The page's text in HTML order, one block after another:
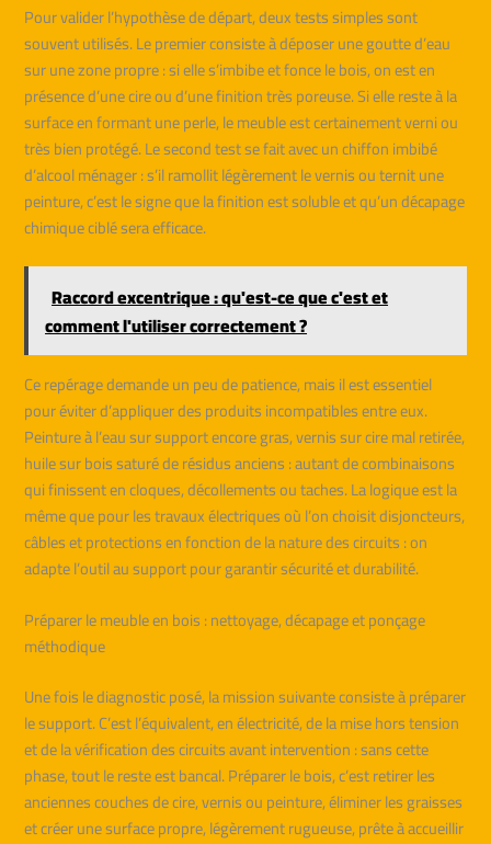
Pour valider l’hypothèse de départ, deux tests simples sont
souvent utilisés. Le premier consiste à déposer une goutte d’eau
sur une zone propre : si elle s’imbibe et fonce le bois, on est en
présence d’une cire ou d’une finition très poreuse. Si elle reste à la
surface en formant une perle, le meuble est certainement verni ou
très bien protégé. Le second test se fait avec un chiffon imbibé
d’alcool ménager : s’il ramollit légèrement le vernis ou ternit une
peinture, c’est le signe que la finition est soluble et qu’un décapage
chimique ciblé sera efficace.
Raccord excentrique : qu'est-ce que c'est et
comment l'utiliser correctement ?
Ce repérage demande un peu de patience, mais il est essentiel
pour éviter d’appliquer des produits incompatibles entre eux.
Peinture à l’eau sur support encore gras, vernis sur cire mal retirée,
huile sur bois saturé de résidus anciens : autant de combinaisons
qui finissent en cloques, décollements ou taches. La logique est la
même que pour les travaux électriques où l’on choisit disjoncteurs,
câbles et protections en fonction de la nature des circuits : on
adapte l’outil au support pour garantir sécurité et durabilité.
Préparer le meuble en bois : nettoyage, décapage et ponçage
méthodique
Une fois le diagnostic posé, la mission suivante consiste à préparer
le support. C’est l’équivalent, en électricité, de la mise hors tension
et de la vérification des circuits avant intervention : sans cette
phase, tout le reste est bancal. Préparer le bois, c’est retirer les
anciennes couches de cire, vernis ou peinture, éliminer les graisses
et créer une surface propre, légèrement rugueuse, prête à accueillir